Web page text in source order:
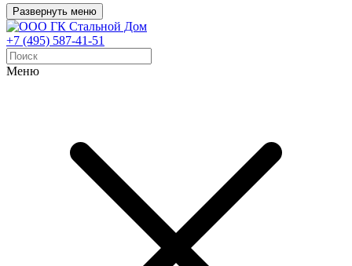
Развернуть меню
+7 (495) 587-41-51
Меню